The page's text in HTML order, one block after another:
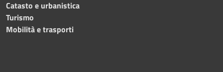
Catasto e urbanistica
Turismo
Mobilità e trasporti